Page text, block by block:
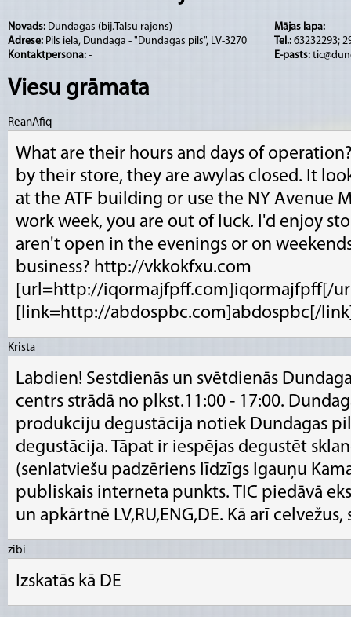
Gidu pakalpojumus ārpus sezonas un/vai
savlaicīgi!
TIC piedāvā izstādes pilī un produktu
Dundagas pienotavu.
Novads: Dundagas (bij.Talsu rajons)
Adrese: Pils iela, Dundaga - "Dundagas pils", LV-3270
Kontaktpersona: -
Mājas lapa: -
Tel.: 63232293;
E-pasts:
Viesu grāmata
ReanAfiq
What are their hours and days of
by their store, they are awylas closed. It
at the ATF building or use the NY Avenue
work week, you are out of luck. I'd enjoy
aren't open in the evenings or on
business? http://vkkokfxu.com
[url=http://iqormajfpff.com]iqormajfpff[/
[link=http://abdospbc.com]abdospbc[/
Krista
Labdien! Sestdienās un svētdienās
centrs strādā no plkst.11:00 - 17:00.
produkciju degustācija notiek Dundagas
degustācija. Tāpat ir iespējas degustēt
(senlatviešu padzēriens līdzīgs Igauņu
publiskais interneta punkts. TIC piedāvā
un apkārtnē LV,RU,ENG,DE. Kā arī
zibi
Izskatās kā DE